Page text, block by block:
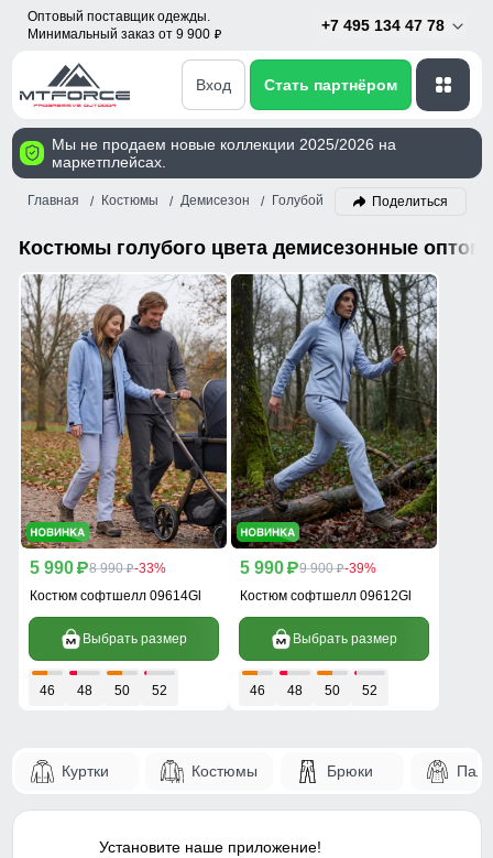
Оптовый поставщик одежды.
Минимальный заказ от 9 900 p
+7 495 134 47 78
Вход Стать партнёром
Мы не продаем новые коллекции 2025/2026 на
маркетплейсах.
Главная Костюмы Демисезон Голубой Поделиться
Костюмы голубого цвета демисезонные оптом
5 990 p8 990 p-33%
Костюм софтшелл 09614Gl
Выбрать размер
46 48 50 52
5 990 p9 900 p-39%
Костюм софтшелл 09612Gl
Выбрать размер
46 48 50 52
Куртки Костюмы Брюки
Установите наше приложение!